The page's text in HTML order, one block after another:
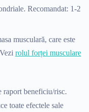
Recomandat: 1-2
musculară, care este
rolul forței musculare
raport beneficiu/risc.
toate efectele sale